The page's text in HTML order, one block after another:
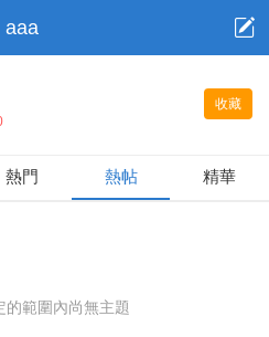
aaa
收藏
熱門 熱帖 精華
的範圍內尚無主題